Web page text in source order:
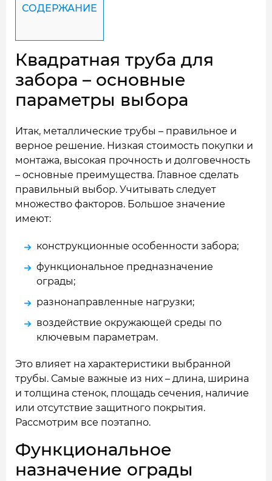
СОДЕРЖАНИЕ
Квадратная труба для
забора – основные
параметры выбора
Итак, металлические трубы – правильное и
верное решение. Низкая стоимость покупки и
монтажа, высокая прочность и долговечность
– основные преимущества. Главное сделать
правильный выбор. Учитывать следует
множество факторов. Большое значение
имеют:
конструкционные особенности забора;
функциональное предназначение
ограды;
разнонаправленные нагрузки;
воздействие окружающей среды по
ключевым параметрам.
Это влияет на характеристики выбранной
трубы. Самые важные из них – длина, ширина
и толщина стенок, площадь сечения, наличие
или отсутствие защитного покрытия.
Рассмотрим все поэтапно.
Функциональное
назначение ограды